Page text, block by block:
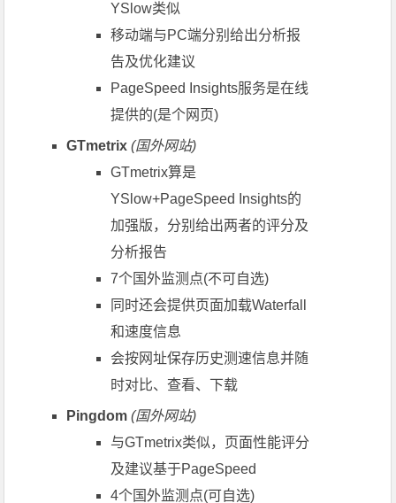
YSlow类似
移动端与PC端分别给出分析报
告及优化建议
PageSpeed Insights服务是在线
提供的(是个网页)
GTmetrix (国外网站)
GTmetrix算是
YSlow+PageSpeed Insights的
加强版，分别给出两者的评分及
分析报告
7个国外监测点(不可自选)
同时还会提供页面加载Waterfall
和速度信息
会按网址保存历史测速信息并随
时对比、查看、下载
Pingdom (国外网站)
与GTmetrix类似，页面性能评分
及建议基于PageSpeed
4个国外监测点(可自选)